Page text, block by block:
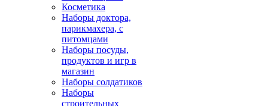
Косметика
Наборы доктора,
парикмахера, с
питомцами
Наборы посуды,
продуктов и игр в
магазин
Наборы солдатиков
Наборы
строительных